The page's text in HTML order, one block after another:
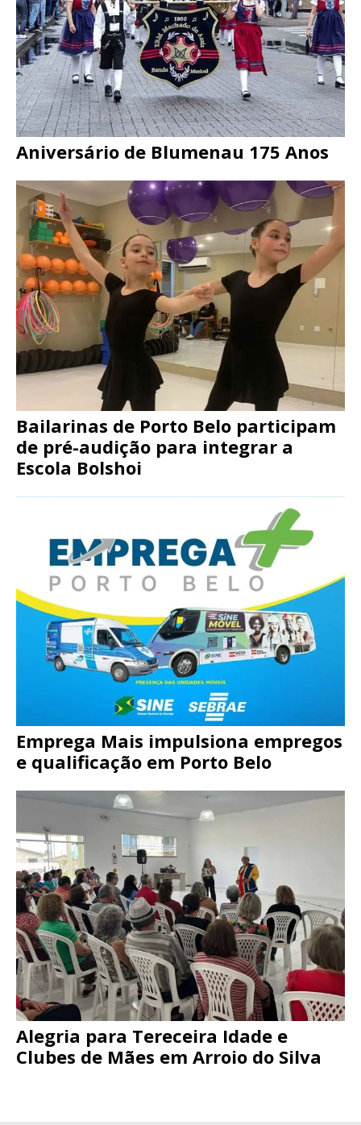
Aniversário de Blumenau 175 Anos
Bailarinas de Porto Belo participam
de pré-audição para integrar a
Escola Bolshoi
Emprega Mais impulsiona empregos
e qualificação em Porto Belo
Alegria para Tereceira Idade e
Clubes de Mães em Arroio do Silva